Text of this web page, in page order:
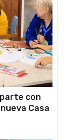
con
Casa